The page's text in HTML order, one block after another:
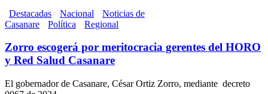
Destacadas Nacional
Noticias de
Casanare
Política Regional
Zorro escogerá por meritocracia gerentes del HORO
y Red Salud Casanare
El gobernador de Casanare, César Ortiz Zorro, mediante decreto